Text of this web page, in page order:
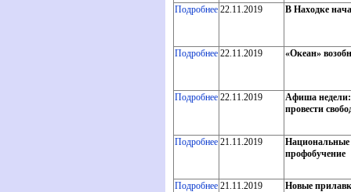
Подробнее 22.11.2019 В Находке
Подробнее 22.11.2019 «Океан»
Подробнее 22.11.2019
Афиша недели:
провести
Подробнее 21.11.2019
Национальные
профобучение
Подробнее 21.11.2019 Новые